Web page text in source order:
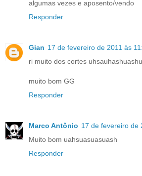
algumas vezes e aposento/vendo
Responder
Gian 17 de fevereiro de 2011 às
ri muito dos cortes
muito bom GG
Responder
Marco Antônio 17 de fevereiro de
Muito bom uahsuasuasuash
Responder